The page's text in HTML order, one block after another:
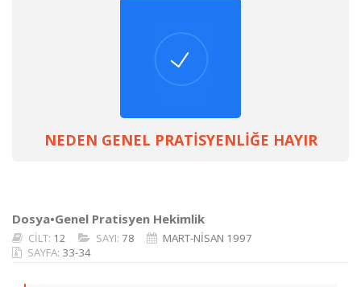
NEDEN GENEL PRATİSYENLİĞE HAYIR
Dosya•Genel Pratisyen Hekimlik
CİLT: 12 SAYI: 78
MART-NİSAN 1997
SAYFA: 33-34